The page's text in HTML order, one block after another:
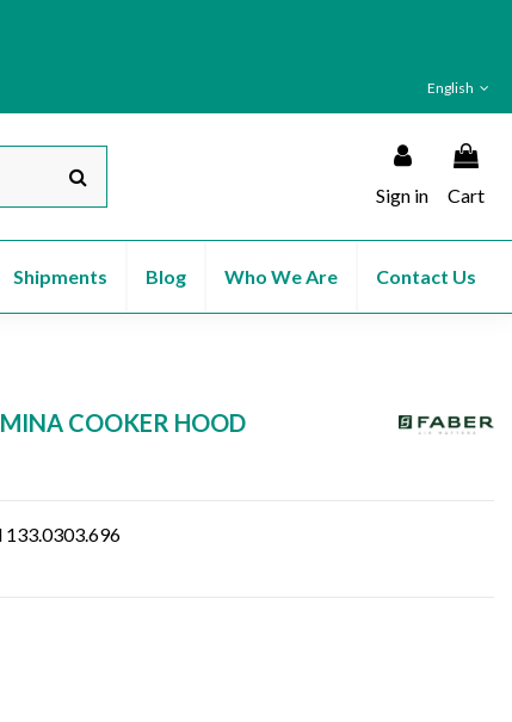
English
Sign in Cart
Contact Us
Who We Are
Blog
Shipments
COOKER HOOD
133.0303.696